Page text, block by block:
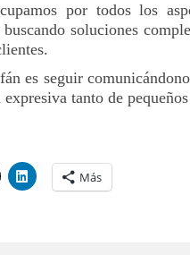
por todos los
soluciones
es seguir
expresiva tanto de
Más